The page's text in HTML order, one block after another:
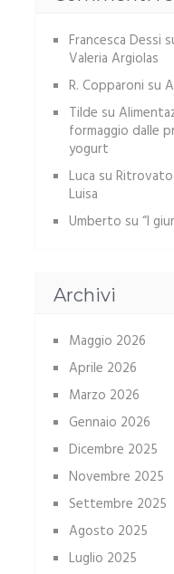
Francesca Dessi
Valeria Argiolas
R. Copparoni su
Tilde su
formaggio dalle
yogurt
Luca su
Luisa
Umberto su “I
Archivi
Maggio 2026
Aprile 2026
Marzo 2026
Gennaio 2026
Dicembre 2025
Novembre 2025
Settembre 2025
Agosto 2025
Luglio 2025